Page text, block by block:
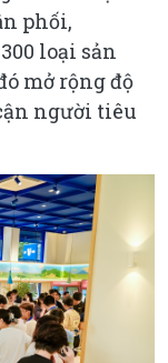
phối,
loại sản
mở rộng độ
người tiêu